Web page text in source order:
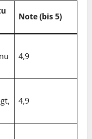
Note (bis 5)
4,9
4,9